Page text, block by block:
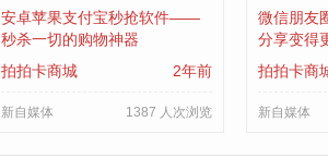
安卓苹果支付宝秒抢软件——
秒杀一切的购物神器
拍拍卡商城
2年前
新自媒体 1387 人次浏览
微信朋友
分享变得
拍拍卡商
新自媒体